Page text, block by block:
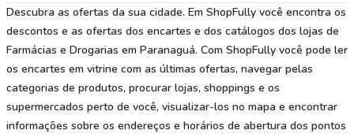
Descubra as ofertas da sua cidade. Em ShopFully você encontra os
descontos e as ofertas dos encartes e dos catálogos dos lojas de
Farmácias e Drogarias em Paranaguá. Com ShopFully você pode ler
os encartes em vitrine com as últimas ofertas, navegar pelas
categorias de produtos, procurar lojas, shoppings e os
supermercados perto de você, visualizar-los no mapa e encontrar
informações sobre os endereços e horários de abertura dos pontos